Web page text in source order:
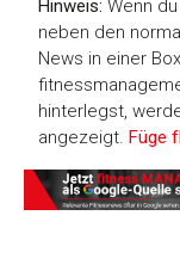
Hinweis: Wenn
neben den
News in einer
hinterlegst,
angezeigt.Füge